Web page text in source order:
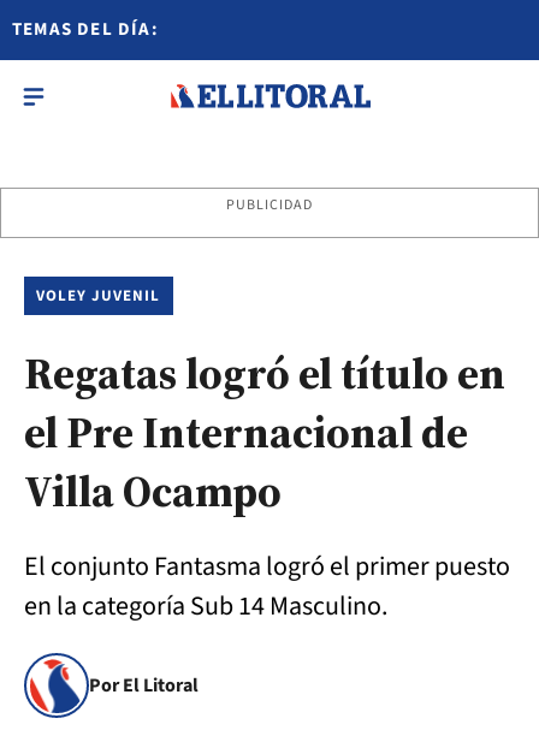
TEMAS DEL DÍA:
PUBLICIDAD
VOLEY JUVENIL
Regatas logró el título en
el Pre Internacional de
Villa Ocampo
El conjunto Fantasma logró el primer puesto
en la categoría Sub 14 Masculino.
Por El Litoral